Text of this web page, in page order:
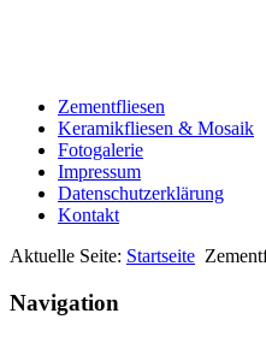
Zementfliesen
Keramikfliesen & Mosaik
Fotogalerie
Impressum
Datenschutzerklärung
Kontakt
Aktuelle Seite: Startseite
Navigation